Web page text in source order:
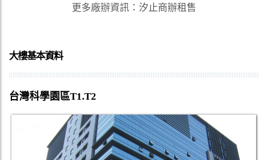
更多廠辦資訊 ： 汐止商辦租售
大樓基本資料
台灣科學園區T1.T2